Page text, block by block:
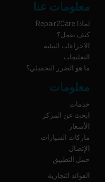
معلومات عنا
لماذا Repair2Care
كيف نعمل؟
الإجراءات البيئية
التعليمات
ما هو الضرر التجميلي؟
معلومات
خدمات
ابحث عن المركز
الأسعار
ماركات السيارات
الإتصال
حمل التطبيق
الفوائد التجارية